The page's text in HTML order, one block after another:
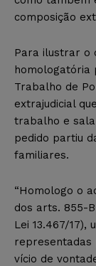
composição
Para ilustrar o
homologatória
Trabalho de
extrajudicial
trabalho e
pedido partiu
familiares.
“Homologo o
dos arts. 855-
Lei 13.467/17),
representadas
vício de